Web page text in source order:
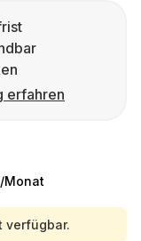
erfahren
/Monat
verfügbar.